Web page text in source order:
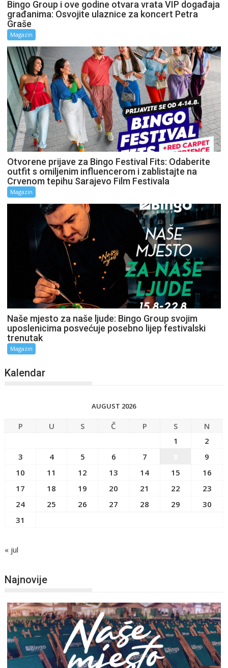
Bingo Group i ove godine otvara vrata VIP događaja
građanima: Osvojite ulaznice za koncert Petra
Graše
Magazin
Otvorene prijave za Bingo Festival Fits: Odaberite
outfit s omiljenim influencerom i zablistajte na
Crvenom tepihu Sarajevo Film Festivala
Magazin
Naše mjesto za naše ljude: Bingo Group svojim
uposlenicima posvećuje posebno lijep festivalski
trenutak
Magazin
Kalendar
AUGUST 2026
P U S Č P S
N
1
2
3
4 5 6 7
9
10
11 12 13 14 15
16
17
18 19 20 21 22
23
24
25 26 27 28 29
30
31
« jul
Najnovije